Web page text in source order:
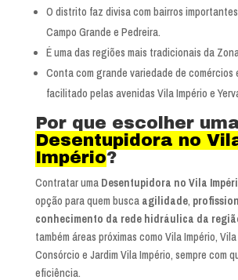
O distrito faz divisa com bairros
Campo Grande e Pedreira.
É uma das regiões mais tradicionais da
Conta com grande variedade de comércios
facilitado pelas avenidas Vila Império e
Por que escolher
Desentupidora no
Império?
Contratar uma Desentupidora no Vila
opção para quem busca agilidade,
conhecimento da rede hidráulica da
também áreas próximas como Vila Império,
Consórcio e Jardim Vila Império, sempre com
eficiência.